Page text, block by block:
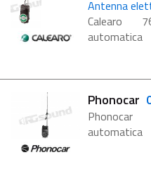
Calearo
ricezione
colore
L'antenna
Phonocar